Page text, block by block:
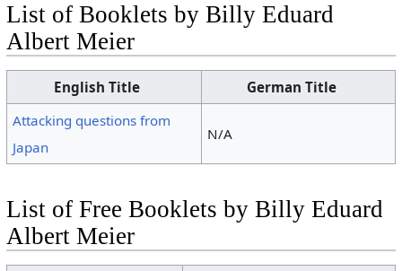
List of Booklets by Billy Eduard
Albert Meier
English Title
German Title
Attacking questions from
Japan
N/A
List of Free Booklets by Billy Eduard
Albert Meier